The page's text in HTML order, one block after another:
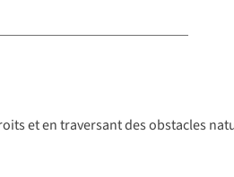
et en traversant des obstacles